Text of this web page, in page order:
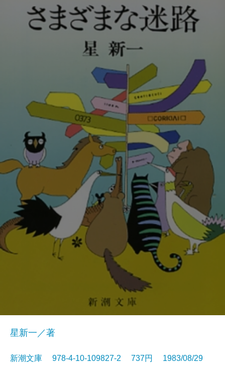
星新一／著
新潮文庫 978-4-10-109827-2 737円 1983/08/29